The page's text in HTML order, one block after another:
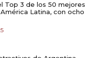
Top 3 de los 50 mejores
Latina, con ocho